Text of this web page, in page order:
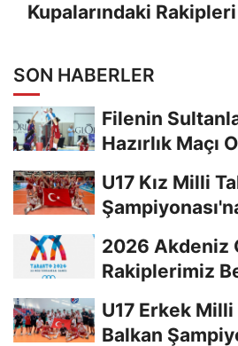
Kupalarındaki
SON HABERLER
Filenin
Hazırlık Maçı
U17 Kız Milli
2026 Akdeniz
Rakiplerimiz
U17 Erkek Milli
Balkan